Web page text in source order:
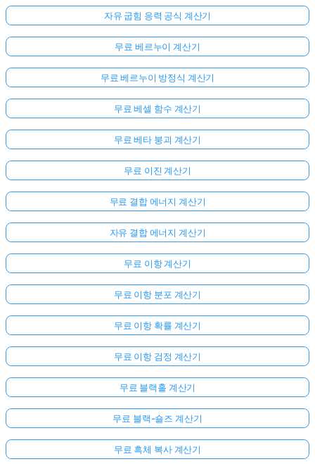
문
이
다
첫
째
문
기
자유 굽힘 응력 공식 계산기
무료 베르누이 계산기
무료 베르누이 방정식 계산기
무료 베셀 함수 계산기
무료 베타 붕괴 계산기
무료 이진 계산기
무료 결합 에너지 계산기
자유 결합 에너지 계산기
무료 이항 계산기
무료 이항 분포 계산기
무료 이항 확률 계산기
무료 이항 검정 계산기
무료 블랙홀 계산기
무료 블랙-숄즈 계산기
무료 흑체 복사 계산기